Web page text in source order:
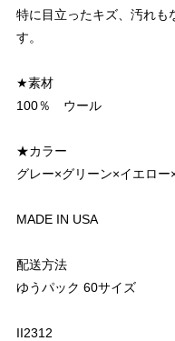
特に目立ったキズ、汚れも
す。
★素材
100％ ウール
★カラー
グレー×グリーン×イエロ
MADE IN USA
配送方法
ゆうパック 60サイズ
II2312